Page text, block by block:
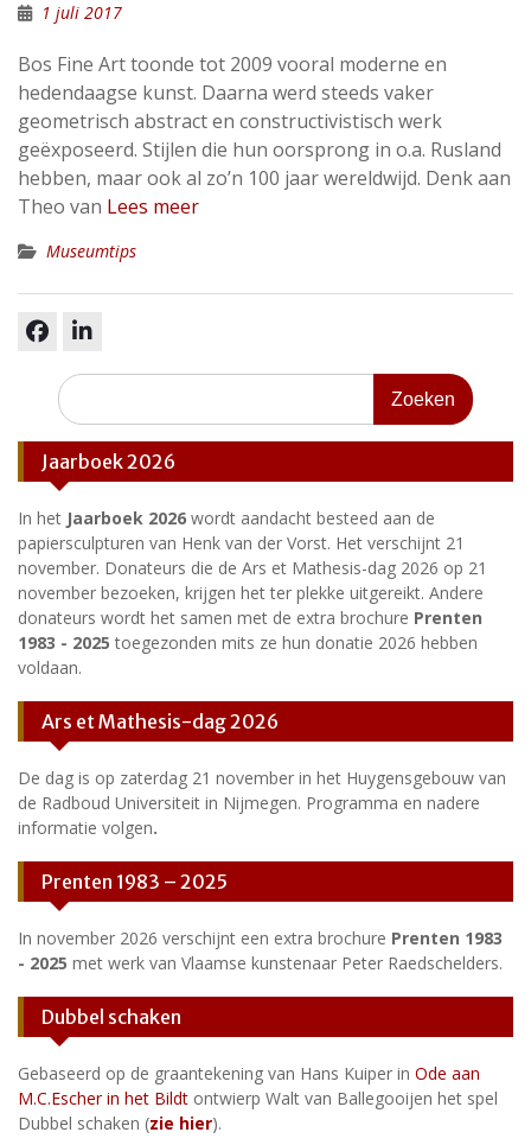
1 juli 2017
Bos Fine Art toonde tot 2009 vooral moderne en
hedendaagse kunst. Daarna werd steeds vaker
geometrisch abstract en constructivistisch werk
geëxposeerd. Stijlen die hun oorsprong in o.a. Rusland
hebben, maar ook al zo’n 100 jaar wereldwijd. Denk aan
Theo van Lees meer
Museumtips
Zoeken
naar:
Jaarboek 2026
In het Jaarboek 2026 wordt aandacht besteed aan de
papiersculpturen van Henk van der Vorst. Het verschijnt 21
november. Donateurs die de Ars et Mathesis-dag 2026 op 21
november bezoeken, krijgen het ter plekke uitgereikt. Andere
donateurs wordt het samen met de extra brochure Prenten
1983 - 2025 toegezonden mits ze hun donatie 2026 hebben
voldaan.
Ars et Mathesis-dag 2026
De dag is op zaterdag 21 november in het Huygensgebouw van
de Radboud Universiteit in Nijmegen. Programma en nadere
informatie volgen.
Prenten 1983 – 2025
In november 2026 verschijnt een extra brochure Prenten 1983
- 2025 met werk van Vlaamse kunstenaar Peter Raedschelders.
Dubbel schaken
Gebaseerd op de graantekening van Hans Kuiper in Ode aan
M.C.Escher in het Bildt ontwierp Walt van Ballegooijen het spel
Dubbel schaken (zie hier).